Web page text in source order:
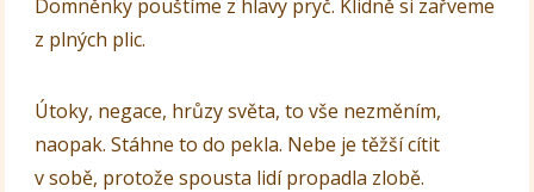
Domněnky pouštíme z hlavy pryč. Klidně si zařveme
z plných plic.
Útoky, negace, hrůzy světa, to vše nezměním,
naopak. Stáhne to do pekla. Nebe je těžší cítit
v sobě, protože spousta lidí propadla zlobě.